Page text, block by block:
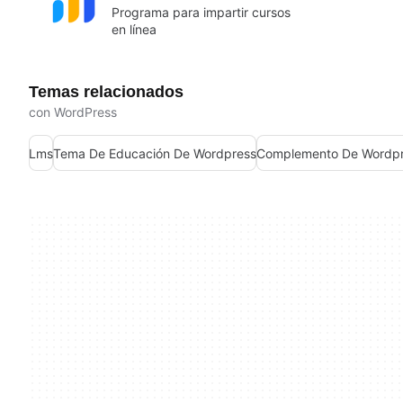
Programa para impartir cursos
en línea
Temas relacionados
con WordPress
LmsTema De Educación De WordpressComplemento De